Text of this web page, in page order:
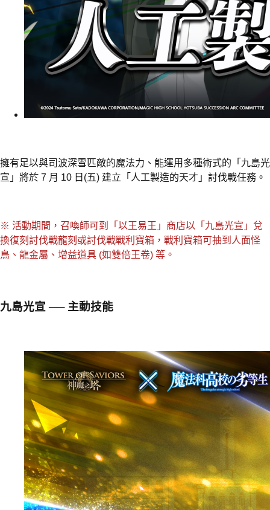
擁有足以與司波深雪匹敵的魔法力、能運用多種術式的「九島光
宣」將於 7 月 10 日(五) 建立「人工製造的天才」討伐戰任務。
※ 活動期間，召喚師可到「以王易王」商店以「九島光宣」兌
換復刻討伐戰龍刻或討伐戰戰利寶箱，戰利寶箱可抽到人面怪
鳥、龍金屬、增益道具 (如雙倍王卷) 等。
九島光宣 ── 主動技能